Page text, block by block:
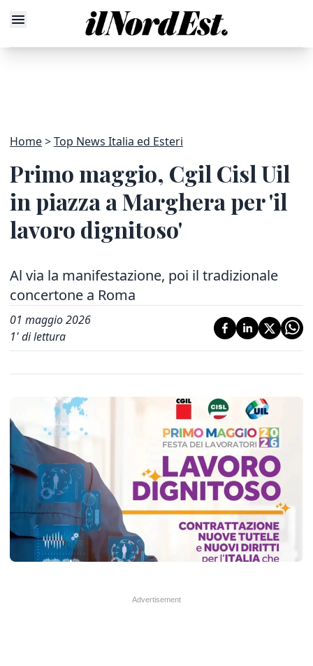
Home Top News Italia ed Esteri
Primo maggio, Cgil Cisl Uil
in piazza a Marghera per 'il
lavoro dignitoso'
Al via la manifestazione, poi il tradizionale
concertone a Roma
01 maggio 2026
1' di lettura